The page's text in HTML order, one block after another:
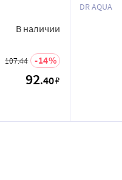
В наличии
107.44 14
92.40₽
DR AQUA